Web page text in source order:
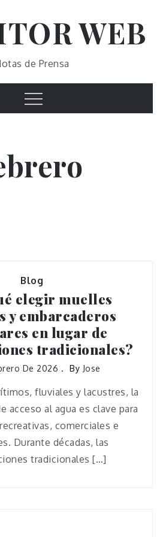
WEB
de Prensa
Menu
Blog
elegir muelles
y embarcaderos
en lugar de
tradicionales?
De 2026 By Jose
fluviales y lacustres, la
acceso al agua es clave para
comerciales e
Durante décadas, las
tradicionales […]